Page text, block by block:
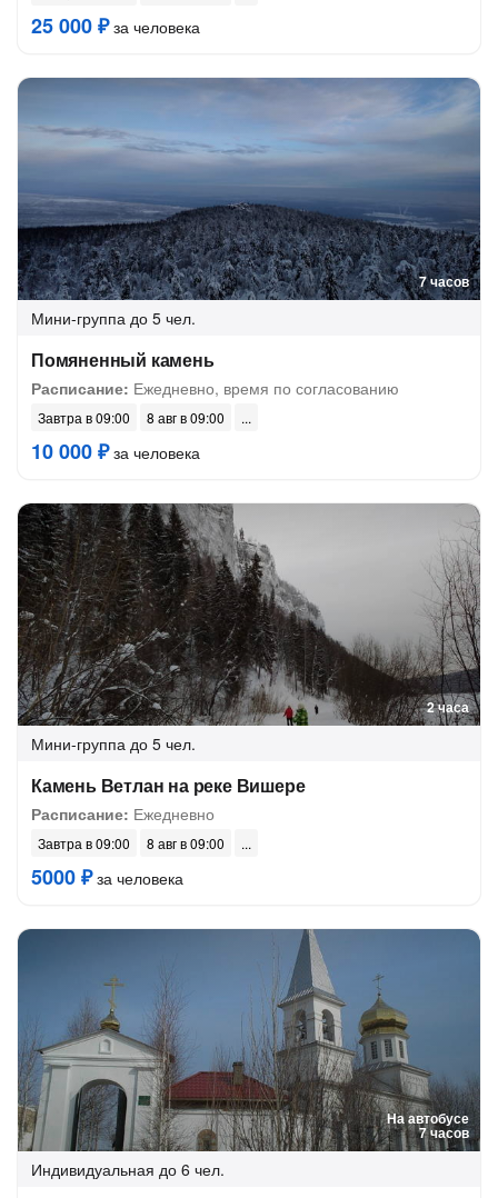
25 000 ₽за человека
7 часов
Мини-группа до 5 чел.
Помяненный камень
Расписание: Ежедневно, время по согласованию
Завтра в 09:00 8 авг в 09:00
10 000 ₽за человека
2 часа
Мини-группа до 5 чел.
Камень Ветлан на реке Вишере
Расписание: Ежедневно
Завтра в 09:00 8 авг в 09:00
5000 ₽за человека
На автобусе
7 часов
Индивидуальная до 6 чел.